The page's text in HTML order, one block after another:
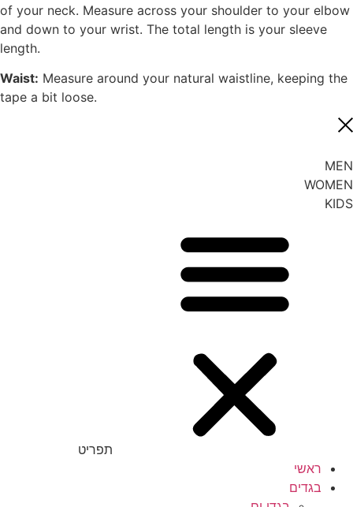
of your neck. Measure across your shoulder to your elbow
and down to your wrist. The total length is your sleeve
length.
Waist: Measure around your natural waistline, keeping the
tape a bit loose.
MEN
WOMEN
KIDS
תפריט
ראשי
בגדים